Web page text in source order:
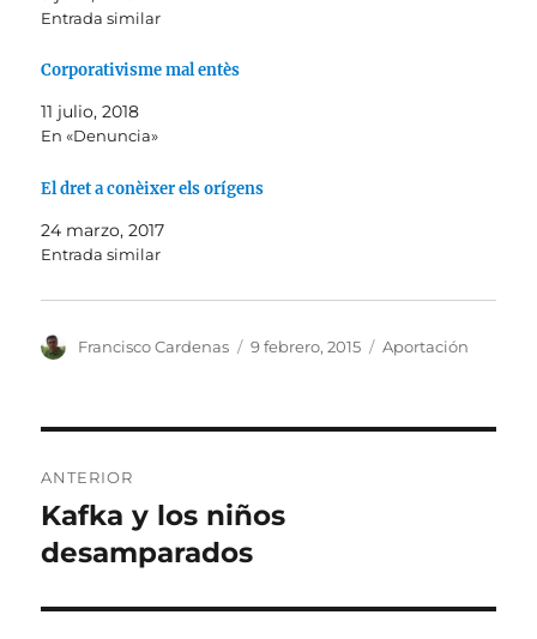
Entrada similar
Corporativisme mal entès
11 julio, 2018
En «Denuncia»
El dret a conèixer els orígens
24 marzo, 2017
Entrada similar
Autor
Francisco Cardenas
Publicado
9 febrero, 2015 Categorías
Aportación
de
entradas
ANTERIOR
Entrada
anterior:
Kafka y los niños
desamparados